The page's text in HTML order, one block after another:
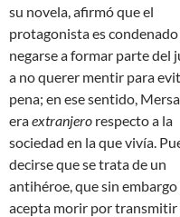
su novela, afirmó que el
protagonista es condenado
negarse a formar parte del
a no querer mentir para
pena; en ese sentido,
eraextranjero respecto a la
sociedad en la que vivía.
decirse que se trata de un
antihéroe, que sin embargo
acepta morir por transmitir